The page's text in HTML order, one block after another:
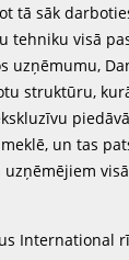
tā sāk
tehniku visā
uzņēmumu,
struktūru,
un tas
International